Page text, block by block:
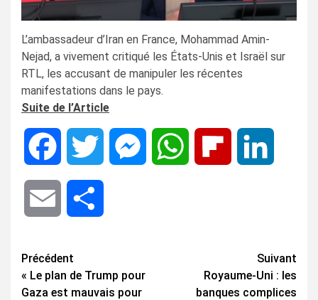
L’ambassadeur d’Iran en France, Mohammad Amin-
Nejad, a vivement critiqué les États-Unis et Israël sur
RTL, les accusant de manipuler les récentes
manifestations dans le pays.
Suite de l’Article
Facebook Twitter MessengerWhatsApp Flipboard
Email
Navigation
d’article
Précédent
« Le plan de Trump pour
Gaza est mauvais pour
Suivant
Royaume-Uni : les
banques complices